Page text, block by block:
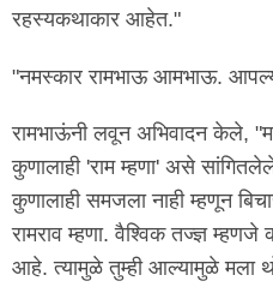
रहस्यकथाकार आहेत."
"नमस्कार रामभाऊ आमभाऊ.
रामभाऊंनी लवून अभिवादन केले,
कुणालाही 'राम म्हणा' असे
कुणालाही समजला नाही म्हणून
रामराव म्हणा. वैश्विक तज्ज्ञ
आहे. त्यामुळे तुम्ही आल्यामुळे मला